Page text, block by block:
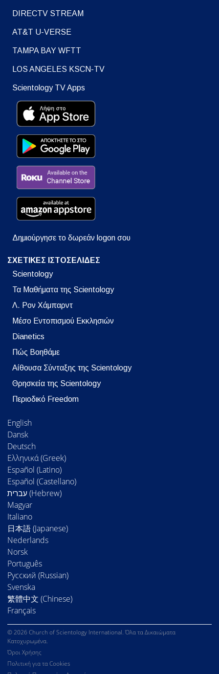
DIRECTV STREAM
AT&T U-VERSE
TAMPA BAY WFTT
LOS ANGELES KSCN-TV
Scientology TV Apps
Δημιούργησε το δωρεάν logon σου
ΣΧΕΤΙΚΕΣ ΙΣΤΟΣΕΛΙΔΕΣ
Scientology
Τα Μαθήματα της Scientology
Λ. Ρον Χάμπαρντ
Μέσο Εντοπισμού Εκκλησιών
Dianetics
Πώς Βοηθάμε
Αίθουσα Σύνταξης της Scientology
Θρησκεία της Scientology
Περιοδικό Freedom
English
Dansk
Deutsch
Ελληνικά (Greek)
Español (Latino)
Español (Castellano)
Magyar
Italiano
日本語 (Japanese)
Nederlands
Norsk
Português
Русский (Russian)
Svenska
繁體中文 (Chinese)
Français
© 2026 Church of Scientology International. Όλα τα Δικαιώματα
Κατοχυρωμένα.
Όροι Χρήσης
Πολιτική για τα Cookies